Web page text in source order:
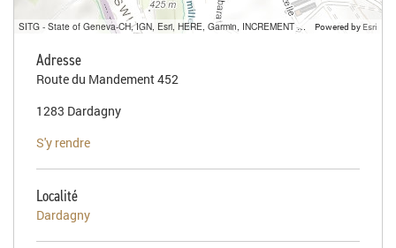
SITG - State of Geneva-CH, IGN, Esri, HERE, Garmin, INCREMENT P, USGS, METI/NASA Powered byEsri
Adresse
Route du Mandement 452
1283 Dardagny
S'y rendre
Localité
Dardagny